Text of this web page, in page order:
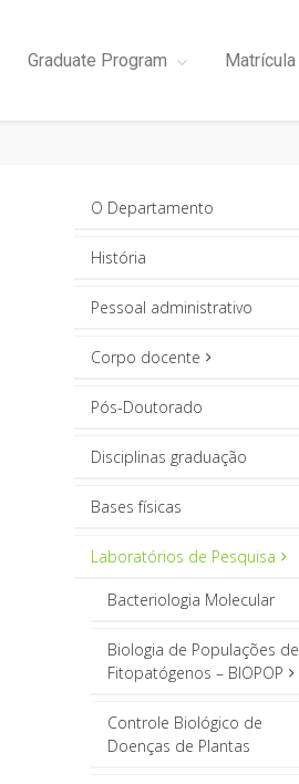
Graduate Program Matrícula
O Departamento
História
Pessoal administrativo
Corpo docente
Pós-Doutorado
Disciplinas graduação
Bases físicas
Laboratórios de Pesquisa
Bacteriologia Molecular
Biologia de Populações de
Fitopatógenos – BIOPOP
Controle Biológico de
Doenças de Plantas